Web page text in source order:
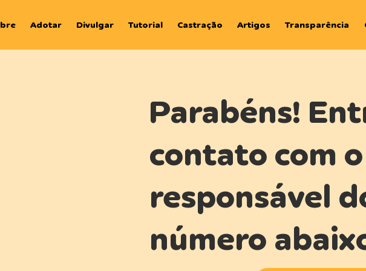
Adotar Divulgar Tutorial Castração Artigos Transparência
Parabéns!
contato com o
responsável
número